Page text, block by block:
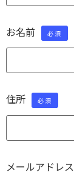
お名前 必須
住所 必須
メールアドレス